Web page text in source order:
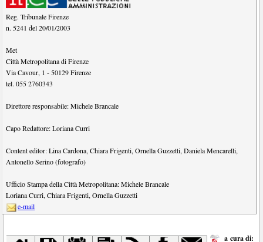
Reg. Tribunale Firenze
n. 5241 del 20/01/2003
Met
Città Metropolitana di Firenze
Via Cavour, 1 -50129 Firenze
tel.055 2760343
Direttore responsabile:Michele Brancale
Capo Redattore:Loriana Curri
Content editor:Lina Cardona,Chiara Frigenti,Ornella Guzzetti,Daniela Mencarelli,
Antonello Serino (fotografo)
Ufficio Stampa della Città Metropolitana:Michele Brancale
Loriana Curri,Chiara Frigenti,Ornella Guzzetti
e-mail
a cura di: